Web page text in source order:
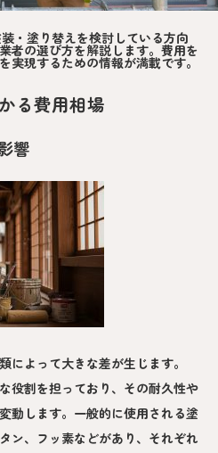
・塗り替えを検討している方向
者の選び方を解説します。費用を
実現するための情報が満載です。
る費用相場
響
によって大きな差が生じます。
役割を担っており、その耐久性や
動します。一般的に使用される塗
ン、フッ素などがあり、それぞれ